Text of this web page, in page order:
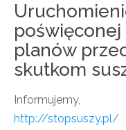
planów
skutkom
http://stopsuszy.pl/